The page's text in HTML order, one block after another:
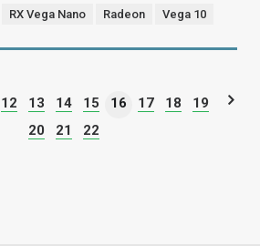
RX Vega Nano Radeon Vega 10
12 13 14 15 16 17 18
19
20
21 22